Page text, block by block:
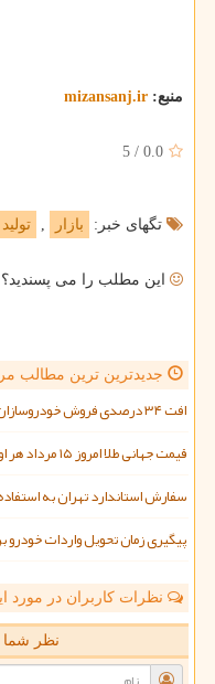
منبع: mizansanj.ir
0.0
/
5
تگهای خبر: بازار , تولید
این مطلب را می پسندید؟
جدیدترین ترین مطالب
افت ۳۴ درصدی فروش خودروسازان ۱۵۵ هزار خودرو در چهار ماه به فروش رسید
قیمت جهانی طلا امروز ۱۵ مرداد هر اونس به ۴۲۶۵ دلار و ۲۲ سنت رسید
سفارش استاندارد تهران به
پیگیری زمان تحویل واردات خودرو
نظرات کاربران در مورد
نظر شما